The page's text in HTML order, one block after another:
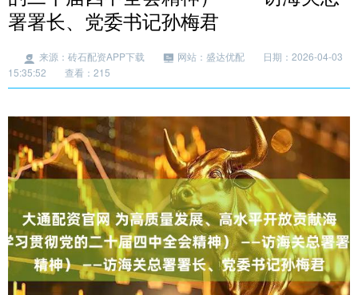
署署长、党委书记孙梅君
来源：砖石配资APP下载 网站：盛达优配
日期：2026-04-03
15:35:52
查看：215